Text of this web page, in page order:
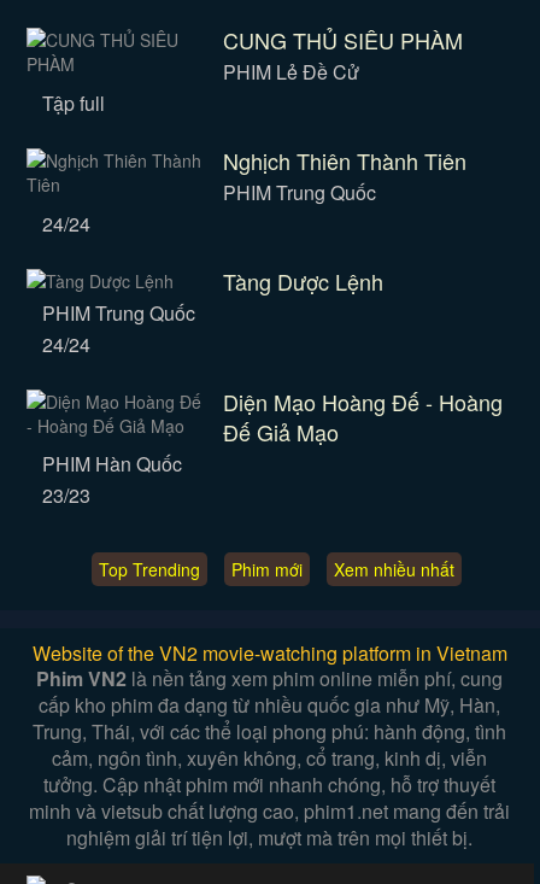
CUNG THỦ SIÊU PHÀM
PHIM Lẻ Đề Cử
Tập full
Nghịch Thiên Thành Tiên
PHIM Trung Quốc
24/24
Tàng Dược Lệnh
PHIM Trung Quốc
24/24
Diện Mạo Hoàng Đế - Hoàng
Đế Giả Mạo
PHIM Hàn Quốc
23/23
Top Trending Phim mới Xem nhiều nhất
Website of the VN2 movie-watching platform in Vietnam
Phim VN2 là nền tảng xem phim online miễn phí, cung
cấp kho phim đa dạng từ nhiều quốc gia như Mỹ, Hàn,
Trung, Thái, với các thể loại phong phú: hành động, tình
cảm, ngôn tình, xuyên không, cổ trang, kinh dị, viễn
tưởng. Cập nhật phim mới nhanh chóng, hỗ trợ thuyết
minh và vietsub chất lượng cao, phim1.net mang đến trải
nghiệm giải trí tiện lợi, mượt mà trên mọi thiết bị.